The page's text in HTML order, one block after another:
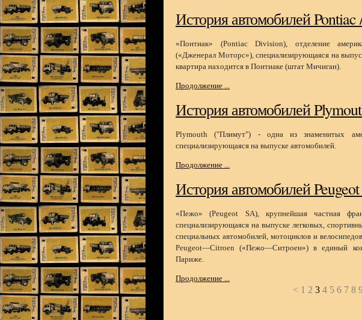
История автомобилей
«Понтиак» (Pontiac Division), отделение
(«Дженерал Моторс»), специализирующаяся на
квартира находится в Понтиаке (штат Мичиган).
Продолжение ...
История автомобилей
Plymouth ("Плимут") - одна из знаменитых
специализирующаяся на выпуске автомобилей.
Продолжение ...
История автомобилей
«Пежо» (Peugeot SA), крупнейшая частная
специализирующаяся на выпуске легковых,
специальных автомобилей, мотоциклов и
Peugeot—Citroen («Пежо—Ситроен») в единый
Париже.
Продолжение ...
< 1 2 3 4 5 6 7 8